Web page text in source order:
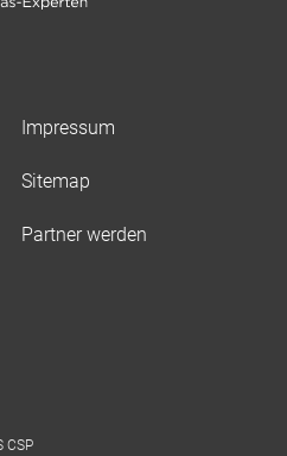
Impressum
Sitemap
Partner werden
CSP